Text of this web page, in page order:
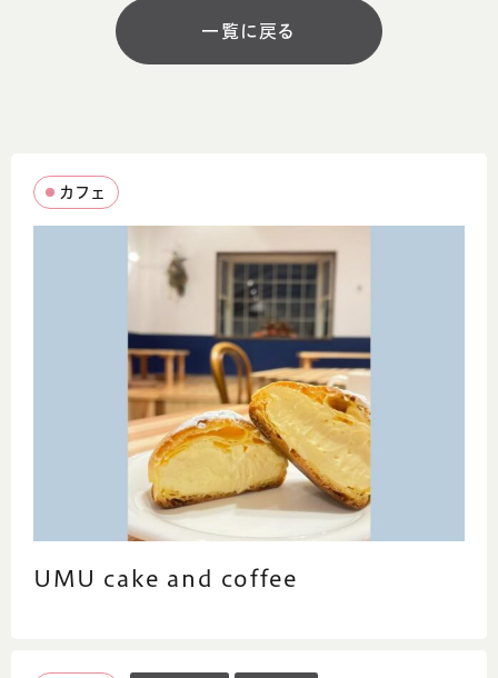
営業時間
11:00～17:00 ラストオーダー16:30
駐車場
「心と身体に優しい食」をテーマに栄養価の高
い食材を使用したチョップドサラダやスムージ
ーをはじめ、グリーンカレーや季節限定のスー
プランチ、アサイーボウル等のギルトフリース
イーツを手作りしております♡
一覧に戻る
カフェ
UMU cake and coffee